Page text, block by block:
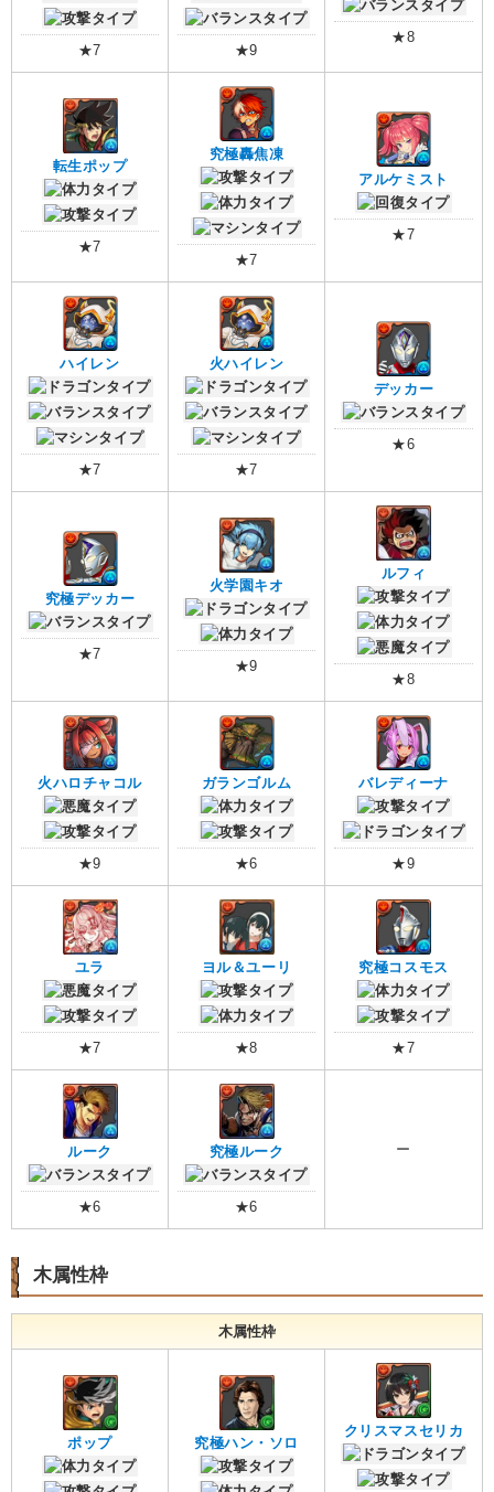
★7 ★9
★8
転生ポップ
★7
究極轟焦凍
★7
アルケミスト
★7
ハイレン
★7
火ハイレン
★7
デッカー
★6
究極デッカー
★7
火学園キオ
★9
ルフィ
★8
火ハロチャコル
★9
ガランゴルム
★6
バレディーナ
★9
ユラ
★7
ヨル＆ユーリ
★8
究極コスモス
★7
ルーク
★6
究極ルーク
★6
ー
木属性枠
木属性枠
ポップ 究極ハン・ソロ
クリスマスセリカ